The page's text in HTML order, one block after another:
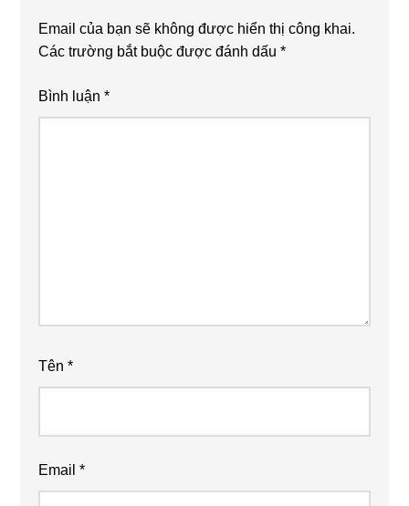
Email của bạn sẽ không được hiển thị công khai.
Các trường bắt buộc được đánh dấu*
Bình luận*
Tên*
Email*